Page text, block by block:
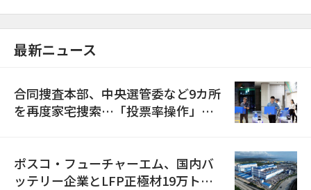
最新ニュース
合同捜査本部、中央選管委など9カ所
を再度家宅捜索…「投票率操作」の
ポスコ・フューチャーエム、国内バ
ッテリー企業とLFP正極材19万トン